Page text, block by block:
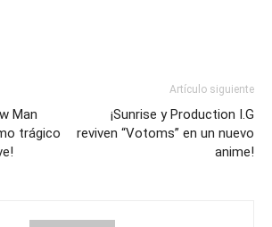
Man
trágico
Artículo siguiente
¡Sunrise y Production I.G
reviven “Votoms” en un nuevo
anime!